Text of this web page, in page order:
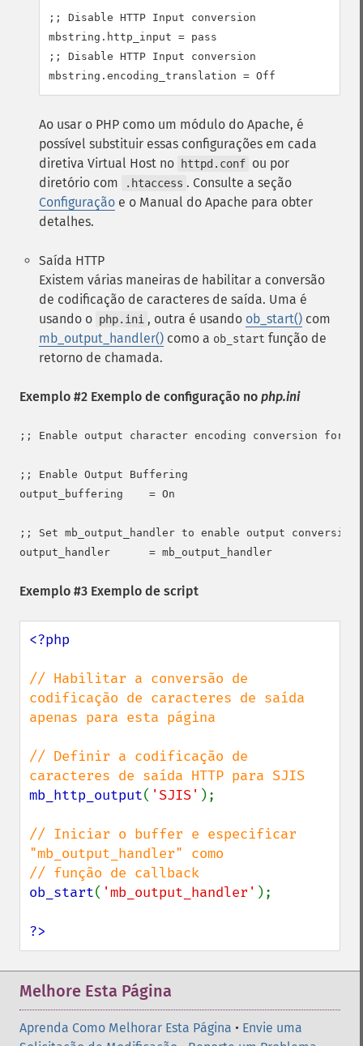
;; Disable HTTP Input conversion
mbstring.http_input = pass
;; Disable HTTP Input conversion
mbstring.encoding_translation = Off
Ao usar o PHP como um módulo do Apache, é
possível substituir essas configurações em cada
diretiva Virtual Host no
httpd.conf ou por
diretório com
.htaccess . Consulte a seção
Configuração e o Manual do Apache para obter
detalhes.
Saída HTTP
Existem várias maneiras de habilitar a conversão
de codificação de caracteres de saída. Uma é
usando o php.ini , outra é usando ob_start() com
mb_output_handler() como a ob_start função de
retorno de chamada.
Exemplo #2 Exemplo de configuração no php.ini
;; Enable output character encoding conversion for all
;; Enable Output Buffering
output_buffering    = On
;; Set mb_output_handler to enable output conversion
Exemplo #3 Exemplo de script
<?php
// Habilitar a conversão de
codificação de caracteres de saída
apenas para esta página
// Definir a codificação de
mb_http_output( 'SJIS' );
// Iniciar o buffer e especificar
"mb_output_handler" como
ob_start( 'mb_output_handler' );
?>
Melhore Esta Página
Aprenda Como Melhorar Esta Página • Envie uma